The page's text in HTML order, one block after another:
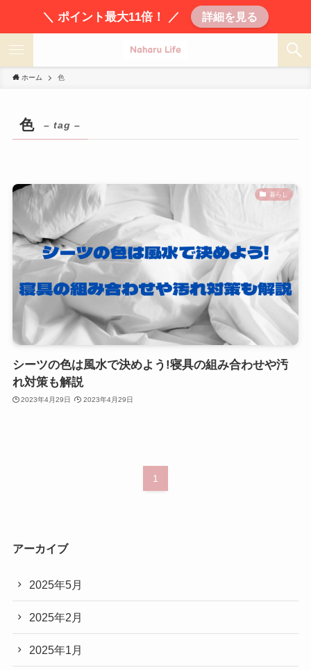
＼ ポイント最大11倍！ ／ 詳細を見る
ホーム 色
色 – tag –
暮らし
シーツの色は風水で決めよう!寝具の組み合わせや汚
れ対策も解説
2023年4月29日 2023年4月29日
1
アーカイブ
2025年5月
2025年2月
2025年1月